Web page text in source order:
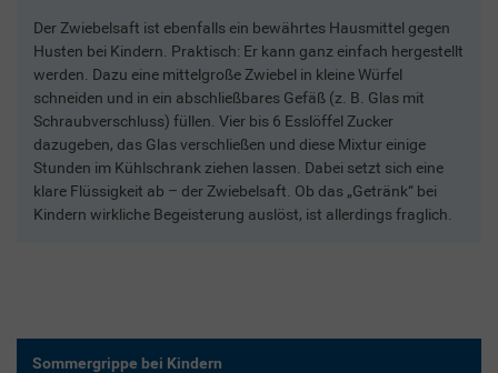
Der Zwiebelsaft ist ebenfalls ein bewährtes Hausmittel gegen
Husten bei Kindern. Praktisch: Er kann ganz einfach hergestellt
werden. Dazu eine mittelgroße Zwiebel in kleine Würfel
schneiden und in ein abschließbares Gefäß (z. B. Glas mit
Schraubverschluss) füllen. Vier bis 6 Esslöffel Zucker
dazugeben, das Glas verschließen und diese Mixtur einige
Stunden im Kühlschrank ziehen lassen. Dabei setzt sich eine
klare Flüssigkeit ab – der Zwiebelsaft. Ob das „Getränk“ bei
Kindern wirkliche Begeisterung auslöst, ist allerdings fraglich.
Sommergrippe bei Kindern